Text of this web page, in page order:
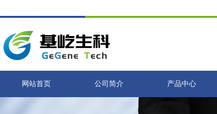
网站首页 公司简介 产品中心